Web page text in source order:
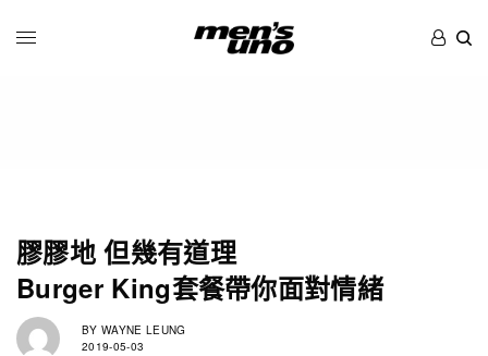
膠膠地 但幾有道理
Burger King套餐帶你面對情緒
BY WAYNE LEUNG
2019-05-03